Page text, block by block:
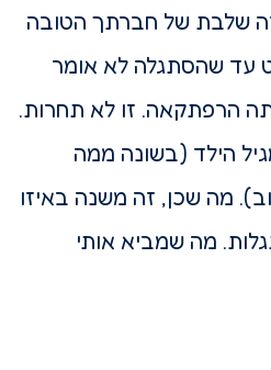
שלבת של חברתך הטובה
עד שהסתגלה לא אומר
הרפתקאה. זו לא תחרות.
הילד (בשונה ממה
מה שכן, זה משנה באיזו
מה שמביא אותי